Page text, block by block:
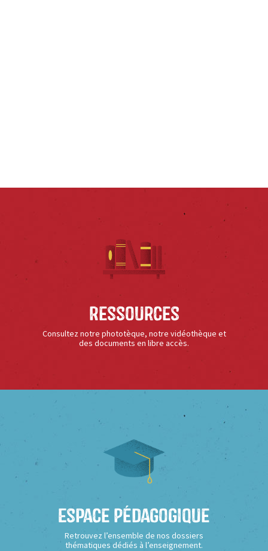
Ressources
Consultez notre phototèque, notre vidéothèque et
des documents en libre accès.
Espace Pédagogique
Retrouvez l’ensemble de nos dossiers
thématiques dédiés à l’enseignement.